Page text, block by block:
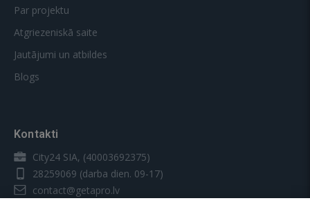
Par projektu
Atgriezeniskā saite
Jautājumi un atbildes
Blogs
Kontakti
City24 SIA, (40003692375)
28259069 (darba dien. 09-17)
contact@getapro.lv